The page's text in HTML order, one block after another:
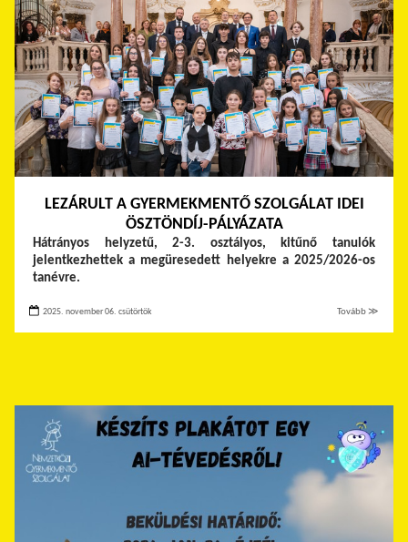
LEZÁRULT A GYERMEKMENTŐ SZOLGÁLAT IDEI
ÖSZTÖNDÍJ-PÁLYÁZATA
Hátrányos helyzetű, 2-3. osztályos, kitűnő tanulók
jelentkezhettek a megüresedett helyekre a 2025/2026-os
tanévre.
2025. november 06. csütörtök Tovább ≫